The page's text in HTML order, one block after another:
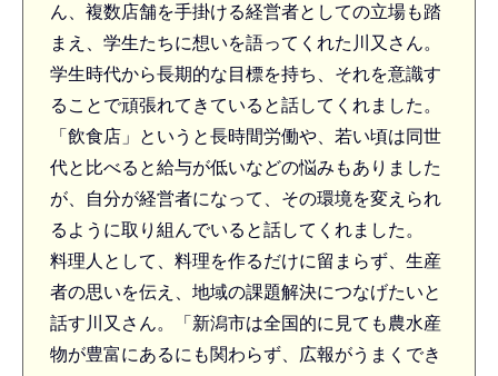
ん、複数店舗を手掛ける経営者としての立場も踏
まえ、学生たちに想いを語ってくれた川又さん。
学生時代から長期的な目標を持ち、それを意識す
ることで頑張れてきていると話してくれました。
「飲食店」というと長時間労働や、若い頃は同世
代と比べると給与が低いなどの悩みもありました
が、自分が経営者になって、その環境を変えられ
るように取り組んでいると話してくれました。
料理人として、料理を作るだけに留まらず、生産
者の思いを伝え、地域の課題解決につなげたいと
話す川又さん。「新潟市は全国的に見ても農水産
物が豊富にあるにも関わらず、広報がうまくでき